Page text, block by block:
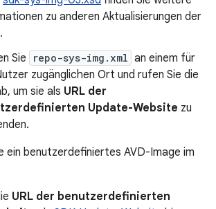
zu anderen Aktualisierungen der
Sie
repo-sys-img.xml an einem für
zugänglichen Ort und rufen Sie die
um sie als URL der
Update-Website zu
ein benutzerdefiniertes AVD-Image im
URL der benutzerdefinierten